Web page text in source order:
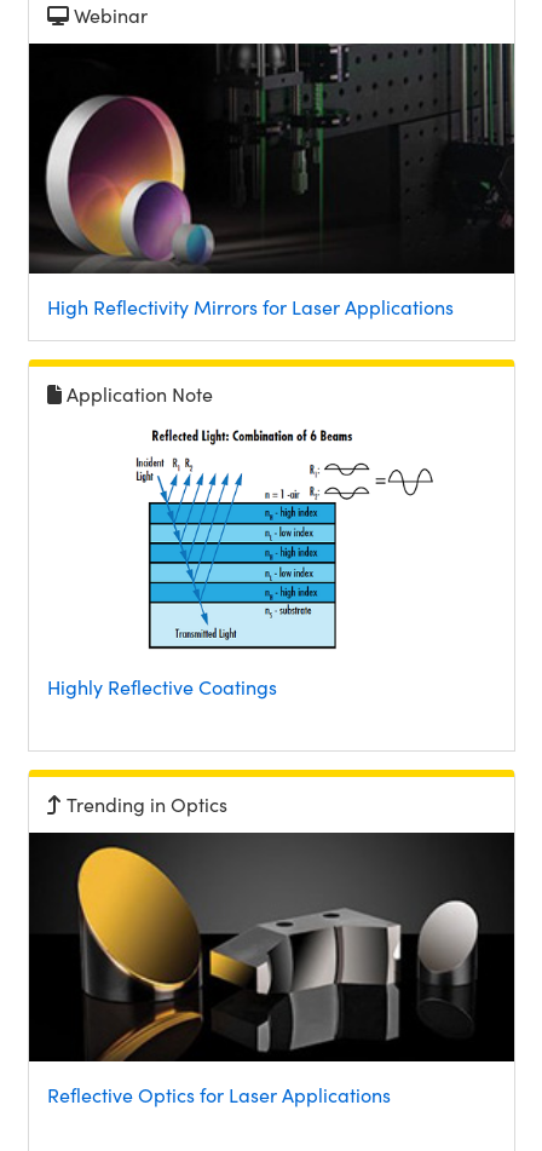
Webinar
High Reflectivity Mirrors for Laser Applications
Application Note
Highly Reflective Coatings
Trending in Optics
Reflective Optics for Laser Applications